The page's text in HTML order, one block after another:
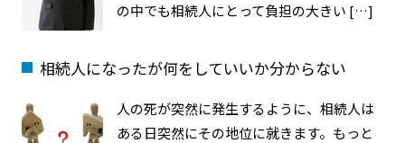
の中でも相続人にとって負担の大きい […]
相続人になったが何をしていいか分からない
人の死が突然に発生するように、相続人は
ある日突然にその地位に就きます。もっと